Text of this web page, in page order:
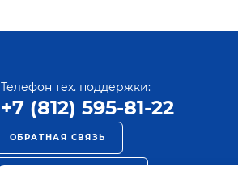
Телефон тех. поддержки:
+7 (812) 595-81-22
ОБРАТНАЯ СВЯЗЬ